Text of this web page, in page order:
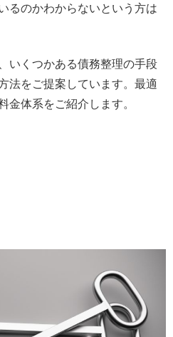
るのかわからないという方は
いくつかある債務整理の手段
法をご提案しています。最適
金体系をご紹介します。